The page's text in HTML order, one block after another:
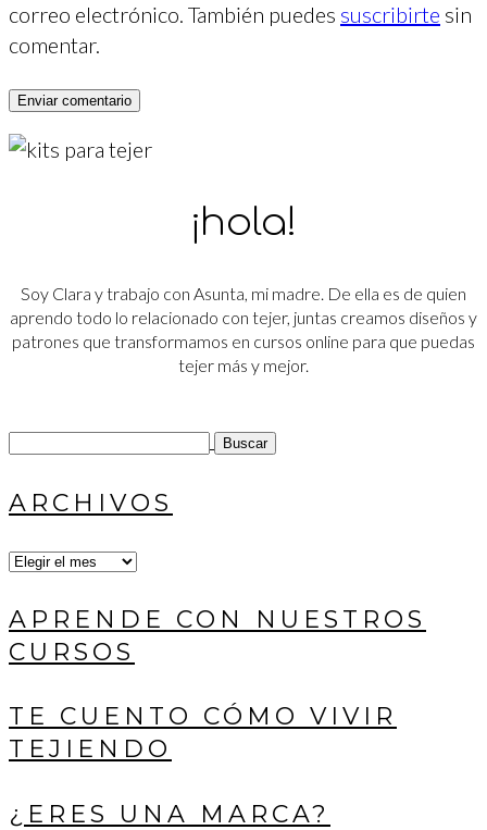
correo electrónico. También puedes suscribirte sin
comentar.
¡hola!
Soy Clara y trabajo con Asunta, mi madre. De ella es de quien
aprendo todo lo relacionado con tejer, juntas creamos diseños y
patrones que transformamos en cursos online para que puedas
tejer más y mejor.
ARCHIVOS
Archivos
APRENDE CON NUESTROS
CURSOS
TE CUENTO CÓMO VIVIR
TEJIENDO
¿ERES UNA MARCA?